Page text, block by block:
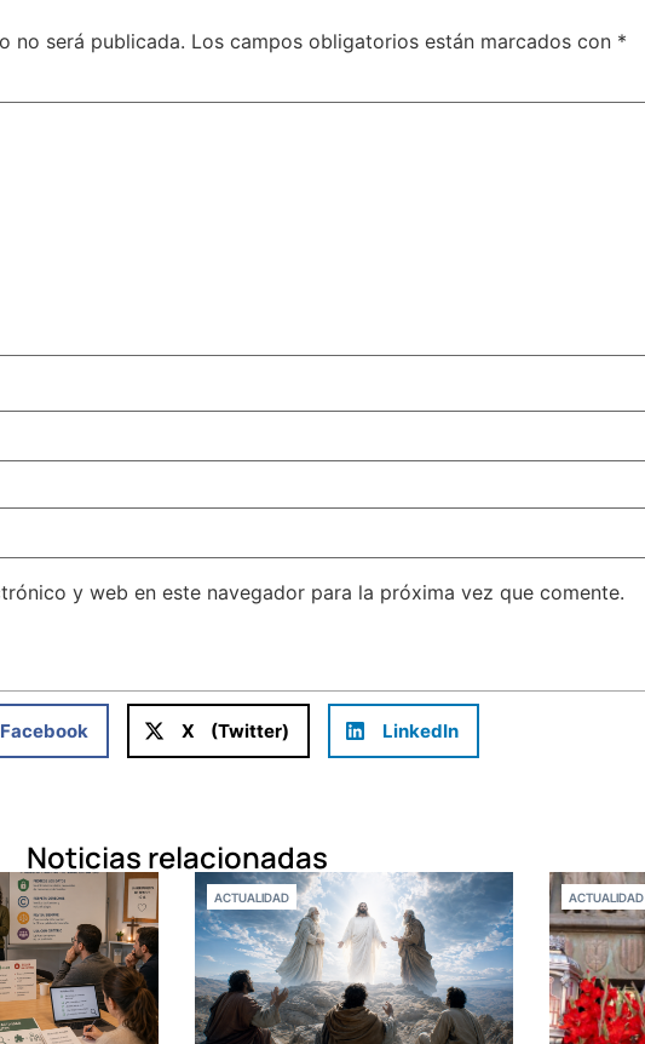
no será publicada. Los campos obligatorios están marcados con *
y web en este navegador para la próxima vez que comente.
Facebook X (Twitter) LinkedIn
Noticias relacionadas
ACTUALIDAD ACTUALIDAD